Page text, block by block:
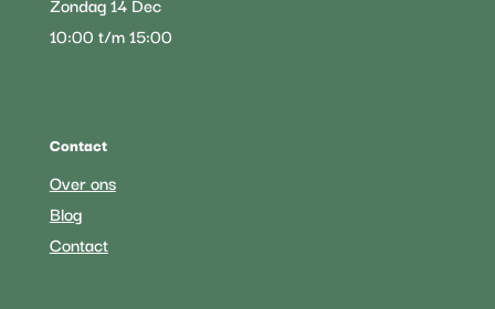
10:00 t/m 15:00
Contact
Over ons
Blog
Contact